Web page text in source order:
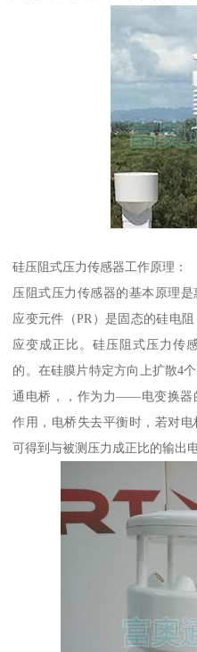
硅压阻式压力传感器工作原理：
压阻式压力传感器的基本原理
应变元件（PR）是固态的硅电
应变成正比。硅压阻式压力传
的。在硅膜片特定方向上扩散4
通电桥，，作为力——电变换器
作用，电桥失去平衡时，若对
可得到与被测压力成正比的输出